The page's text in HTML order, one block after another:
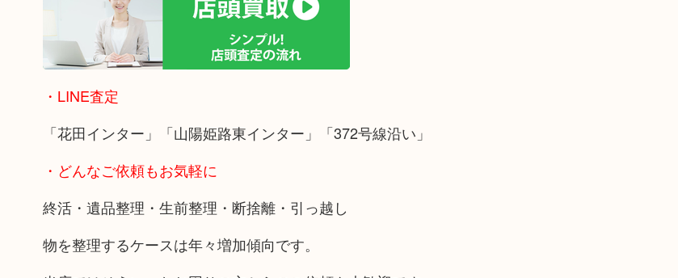
・LINE査定
「花田インター」「山陽姫路東インター」「372号線沿い」
・どんなご依頼もお気軽に
終活・遺品整理・生前整理・断捨離・引っ越し
物を整理するケースは年々増加傾向です。